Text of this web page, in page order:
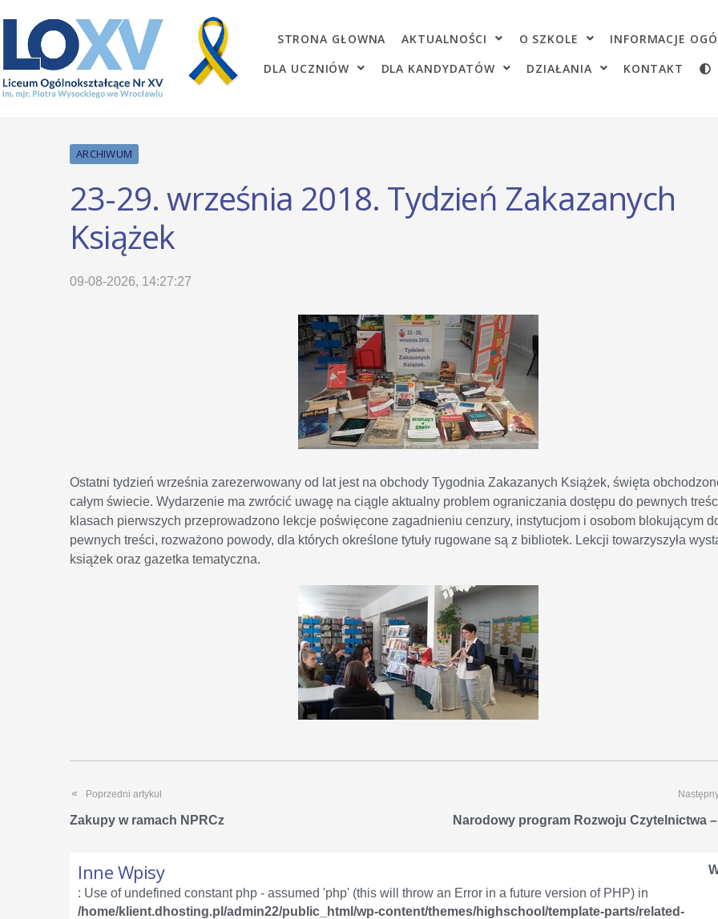
STRONA GŁOWNA AKTUALNOŚCI O SZKOLE INFORMACJE
DLA UCZNIÓW
DLA KANDYDATÓW DZIAŁANIA KONTAKT
ARCHIWUM
23-29. września 2018. Tydzień Zakazanych
Książek
09-08-2026, 14:27:27
Ostatni tydzień września zarezerwowany od lat jest na obchody Tygodnia Zakazanych Książek, święta
całym świecie. Wydarzenie ma zwrócić uwagę na ciągle aktualny problem ograniczania dostępu do pewnych
klasach pierwszych przeprowadzono lekcje poświęcone zagadnieniu cenzury, instytucjom i osobom blokującym
pewnych treści, rozważono powody, dla których określone tytuły rugowane są z bibliotek. Lekcji towarzyszyła
książek oraz gazetka tematyczna.
Poprzedni artykuł
Zakupy w ramach NPRCz Narodowy program Rozwoju Czytelnictwa
Inne Wpisy
: Use of undefined constant php - assumed 'php' (this will throw an Error in a future version of PHP) in
/home/klient.dhosting.pl/admin22/public_html/wp-content/themes/highschool/template-parts/related-